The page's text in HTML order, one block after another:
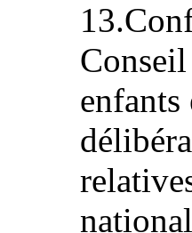
enfants